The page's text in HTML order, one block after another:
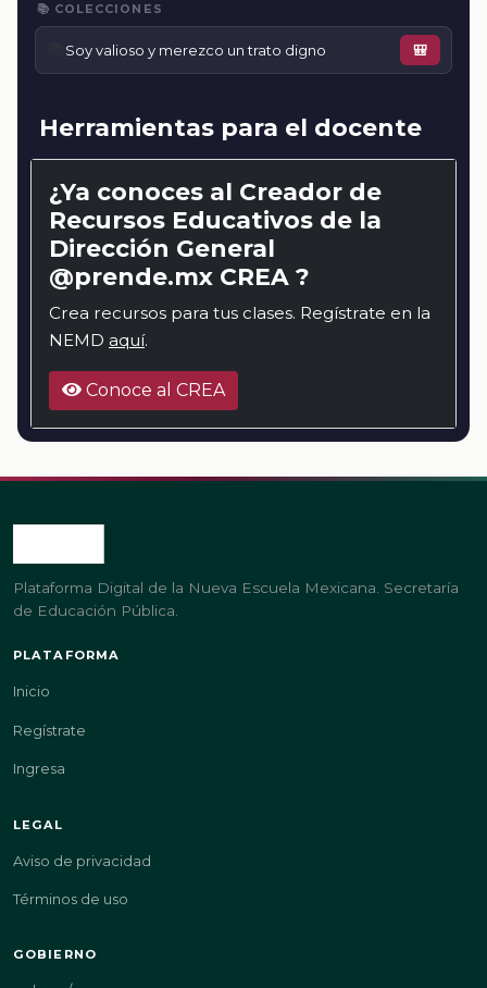
📚 COLECCIONES
Soy valioso y merezco un trato digno 🎒
Herramientas para el docente
¿Ya conoces al Creador de
Recursos Educativos de la
Dirección General
@prende.mx CREA ?
Crea recursos para tus clases. Regístrate en la
NEMD aquí.
Conoce al CREA
Plataforma Digital de la Nueva Escuela Mexicana. Secretaría
de Educación Pública.
PLATAFORMA
Inicio
Regístrate
Ingresa
LEGAL
Aviso de privacidad
Términos de uso
GOBIERNO